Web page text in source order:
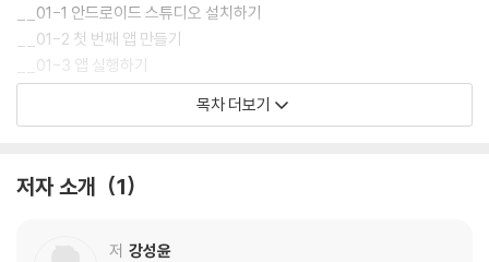
__01-1 안드로이드 스튜디오 설치하기
__01-2 첫 번째 앱 만들기
__01-3 앱 실행하기
__01-4 앱 출시하기 [Do it! 실습]
__02-1 안드로이드 소개
__02-3 앱 구성 파일 분석
목차 더보기
저자 소개 1
저 강성윤